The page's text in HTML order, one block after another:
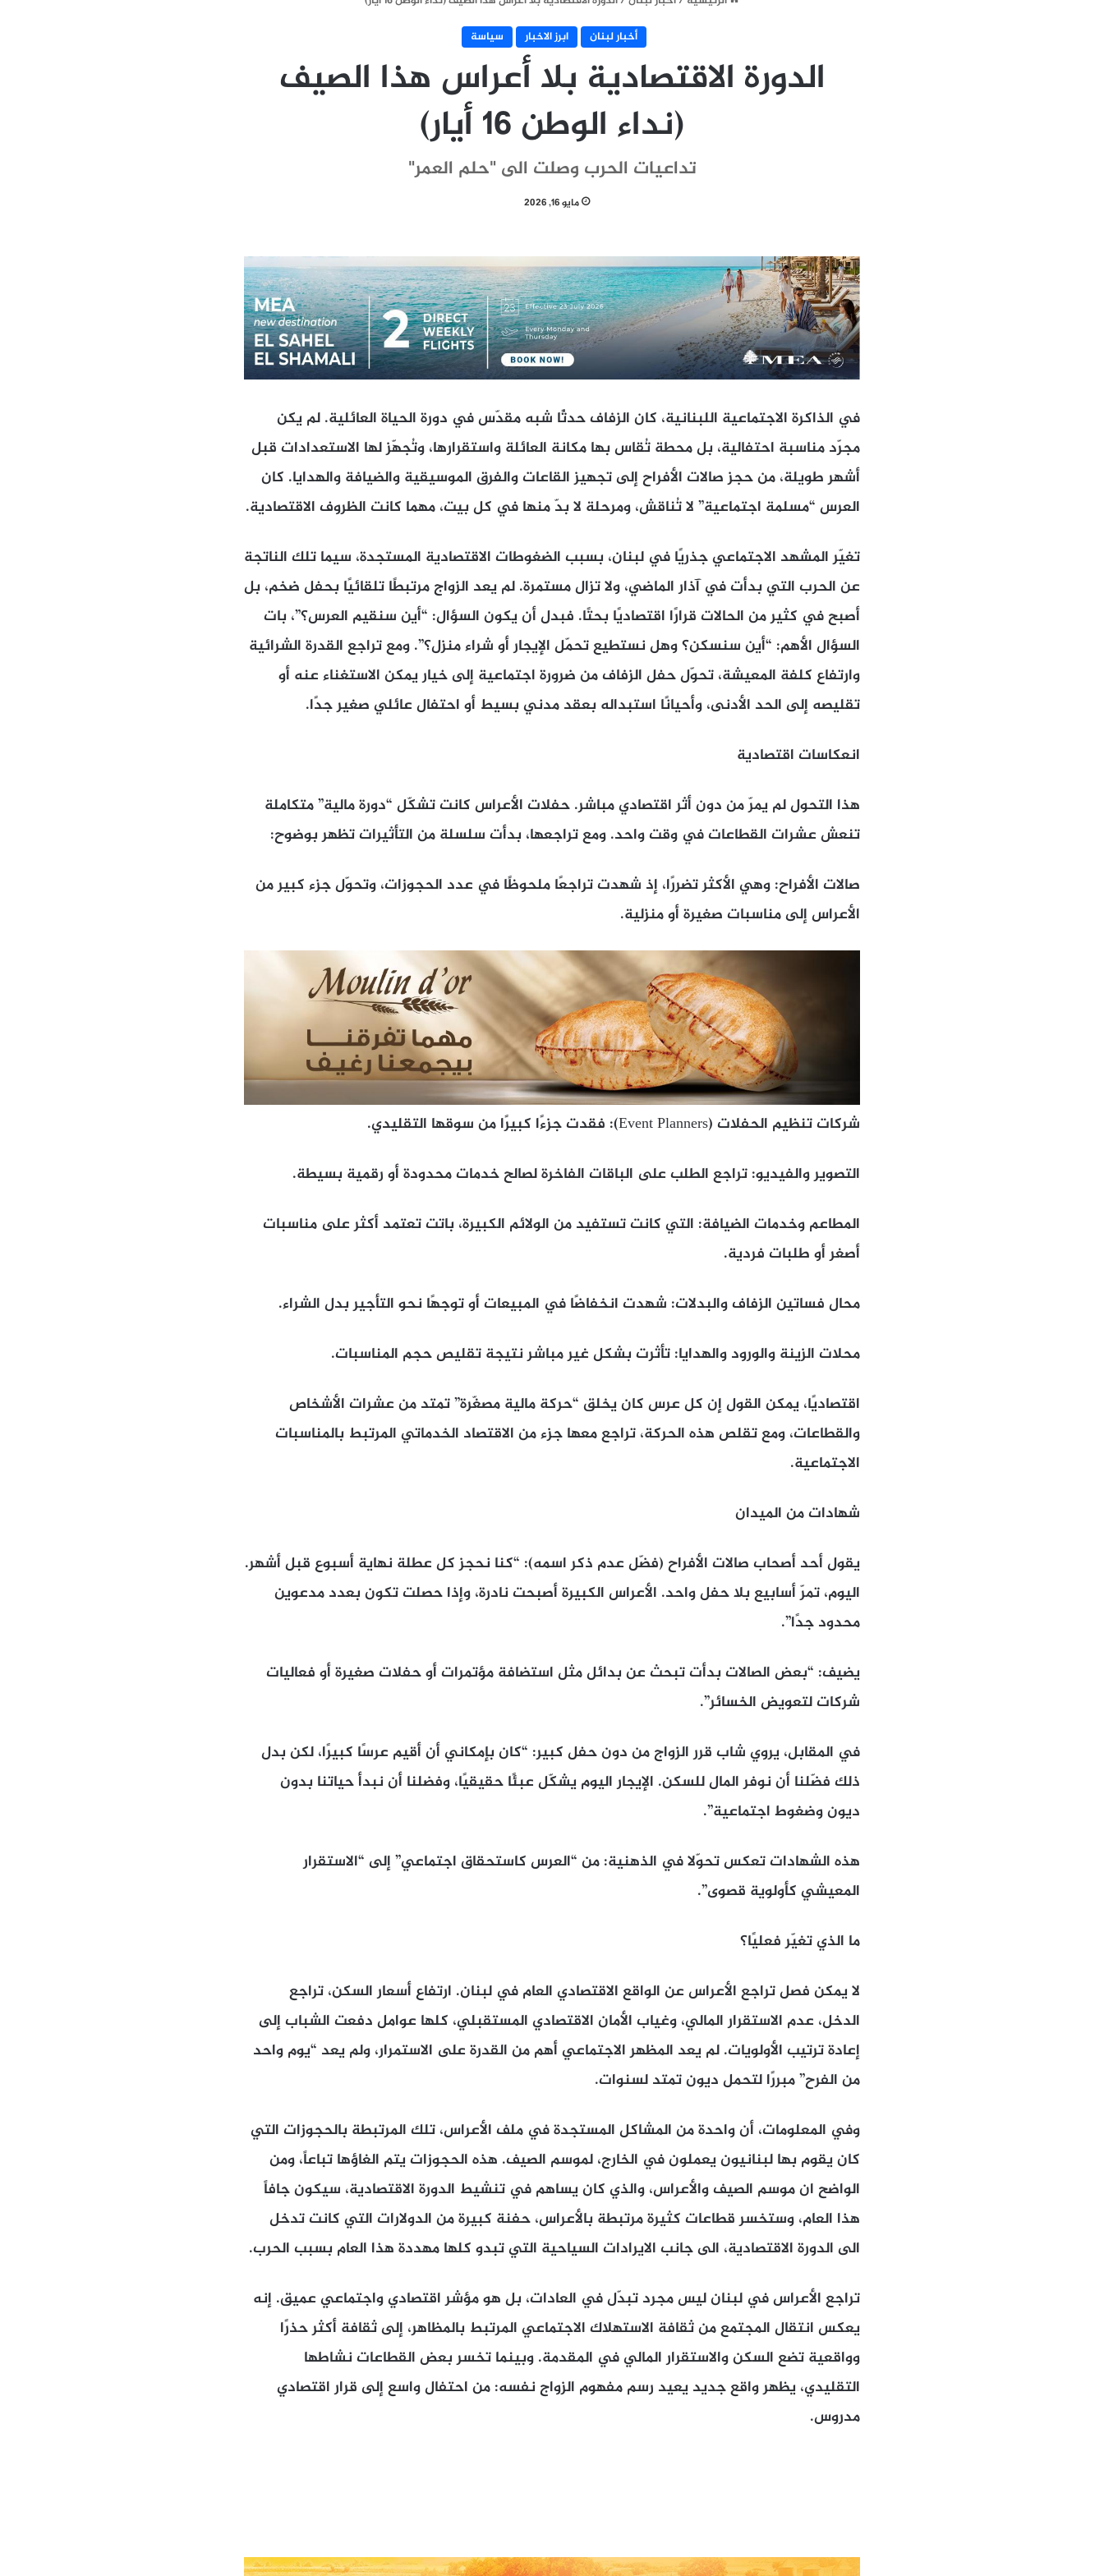
أخبار لبنان
ابرز الاخبار سياسة
الدورة الاقتصادية بلا أعراس هذا الصيف
(نداء الوطن 16 أيار)
تداعيات الحرب وصلت الى "حلم العمر"
مايو 16, 2026
في الذاكرة الاجتماعية اللبنانية، كان الزفاف حدثًا شبه مقدّس في دورة الحياة العائلية. لم يكن
مجرّد مناسبة احتفالية، بل محطة تُقاس بها مكانة العائلة واستقرارها، وتُجهّز لها الاستعدادات قبل
أشهر طويلة، من حجز صالات الأفراح إلى تجهيز القاعات والفرق الموسيقية والضيافة والهدايا. كان
العرس “مسلمة اجتماعية” لا تُناقش، ومرحلة لا بدّ منها في كل بيت، مهما كانت الظروف الاقتصادية.
تغيّر المشهد الاجتماعي جذريًا في لبنان، بسبب الضغوطات الاقتصادية المستجدة، سيما تلك الناتجة
عن الحرب التي بدأت في آذار الماضي، ولا تزال مستمرة. لم يعد الزواج مرتبطًا تلقائيًا بحفل ضخم، بل
أصبح في كثير من الحالات قرارًا اقتصاديًا بحتًا. فبدل أن يكون السؤال: “أين سنقيم العرس؟”، بات
السؤال الأهم: “أين سنسكن؟ وهل نستطيع تحمّل الإيجار أو شراء منزل؟”. ومع تراجع القدرة الشرائية
وارتفاع كلفة المعيشة، تحوّل حفل الزفاف من ضرورة اجتماعية إلى خيار يمكن الاستغناء عنه أو
تقليصه إلى الحد الأدنى، وأحيانًا استبداله بعقد مدني بسيط أو احتفال عائلي صغير جدًا.
انعكاسات اقتصادية
هذا التحول لم يمرّ من دون أثر اقتصادي مباشر. حفلات الأعراس كانت تشكّل “دورة مالية” متكاملة
تنعش عشرات القطاعات في وقت واحد. ومع تراجعها، بدأت سلسلة من التأثيرات تظهر بوضوح:
صالات الأفراح: وهي الأكثر تضررًا، إذ شهدت تراجعًا ملحوظًا في عدد الحجوزات، وتحوّل جزء كبير من
الأعراس إلى مناسبات صغيرة أو منزلية.
شركات تنظيم الحفلات (Event Planners): فقدت جزءًا كبيرًا من سوقها التقليدي.
التصوير والفيديو: تراجع الطلب على الباقات الفاخرة لصالح خدمات محدودة أو رقمية بسيطة.
المطاعم وخدمات الضيافة: التي كانت تستفيد من الولائم الكبيرة، باتت تعتمد أكثر على مناسبات
أصغر أو طلبات فردية.
محال فساتين الزفاف والبدلات: شهدت انخفاضًا في المبيعات أو توجهًا نحو التأجير بدل الشراء.
محلات الزينة والورود والهدايا: تأثرت بشكل غير مباشر نتيجة تقليص حجم المناسبات.
اقتصاديًا، يمكن القول إن كل عرس كان يخلق “حركة مالية مصغّرة” تمتد من عشرات الأشخاص
والقطاعات، ومع تقلص هذه الحركة، تراجع معها جزء من الاقتصاد الخدماتي المرتبط بالمناسبات
الاجتماعية.
شهادات من الميدان
يقول أحد أصحاب صالات الأفراح (فضّل عدم ذكر اسمه): “كنا نحجز كل عطلة نهاية أسبوع قبل أشهر.
اليوم، تمرّ أسابيع بلا حفل واحد. الأعراس الكبيرة أصبحت نادرة، وإذا حصلت تكون بعدد مدعوين
محدود جدًا”.
يضيف: “بعض الصالات بدأت تبحث عن بدائل مثل استضافة مؤتمرات أو حفلات صغيرة أو فعاليات
شركات لتعويض الخسائر”.
في المقابل، يروي شاب قرر الزواج من دون حفل كبير: “كان بإمكاني أن أقيم عرسًا كبيرًا، لكن بدل
ذلك فضّلنا أن نوفر المال للسكن. الإيجار اليوم يشكّل عبئًا حقيقيًا، وفضلنا أن نبدأ حياتنا بدون
ديون وضغوط اجتماعية”.
هذه الشهادات تعكس تحوّلا في الذهنية: من “العرس كاستحقاق اجتماعي” إلى “الاستقرار
المعيشي كأولوية قصوى”.
ما الذي تغيّر فعليًا؟
لا يمكن فصل تراجع الأعراس عن الواقع الاقتصادي العام في لبنان. ارتفاع أسعار السكن، تراجع
الدخل، عدم الاستقرار المالي، وغياب الأمان الاقتصادي المستقبلي، كلها عوامل دفعت الشباب إلى
إعادة ترتيب الأولويات. لم يعد المظهر الاجتماعي أهم من القدرة على الاستمرار، ولم يعد “يوم واحد
من الفرح” مبررًا لتحمل ديون تمتد لسنوات.
وفي المعلومات، أن واحدة من المشاكل المستجدة في ملف الأعراس، تلك المرتبطة بالحجوزات التي
كان يقوم بها لبنانيون يعملون في الخارج، لموسم الصيف. هذه الحجوزات يتم الغاؤها تباعاً، ومن
الواضح ان موسم الصيف والأعراس، والذي كان يساهم في تنشيط الدورة الاقتصادية، سيكون جافاً
هذا العام، وستخسر قطاعات كثيرة مرتبطة بالأعراس، حفنة كبيرة من الدولارات التي كانت تدخل
الى الدورة الاقتصادية، الى جانب الايرادات السياحية التي تبدو كلها مهددة هذا العام بسبب الحرب.
تراجع الأعراس في لبنان ليس مجرد تبدّل في العادات، بل هو مؤشر اقتصادي واجتماعي عميق. إنه
يعكس انتقال المجتمع من ثقافة الاستهلاك الاجتماعي المرتبط بالمظاهر، إلى ثقافة أكثر حذرًا
وواقعية تضع السكن والاستقرار المالي في المقدمة. وبينما تخسر بعض القطاعات نشاطها
التقليدي، يظهر واقع جديد يعيد رسم مفهوم الزواج نفسه: من احتفال واسع إلى قرار اقتصادي
مدروس.